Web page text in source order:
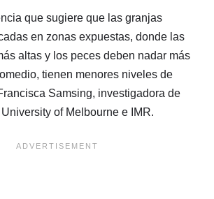
que sugiere que las granjas
en zonas expuestas, donde las
altas y los peces deben nadar más
tienen menores niveles de
Samsing, investigadora de
of Melbourne e IMR.